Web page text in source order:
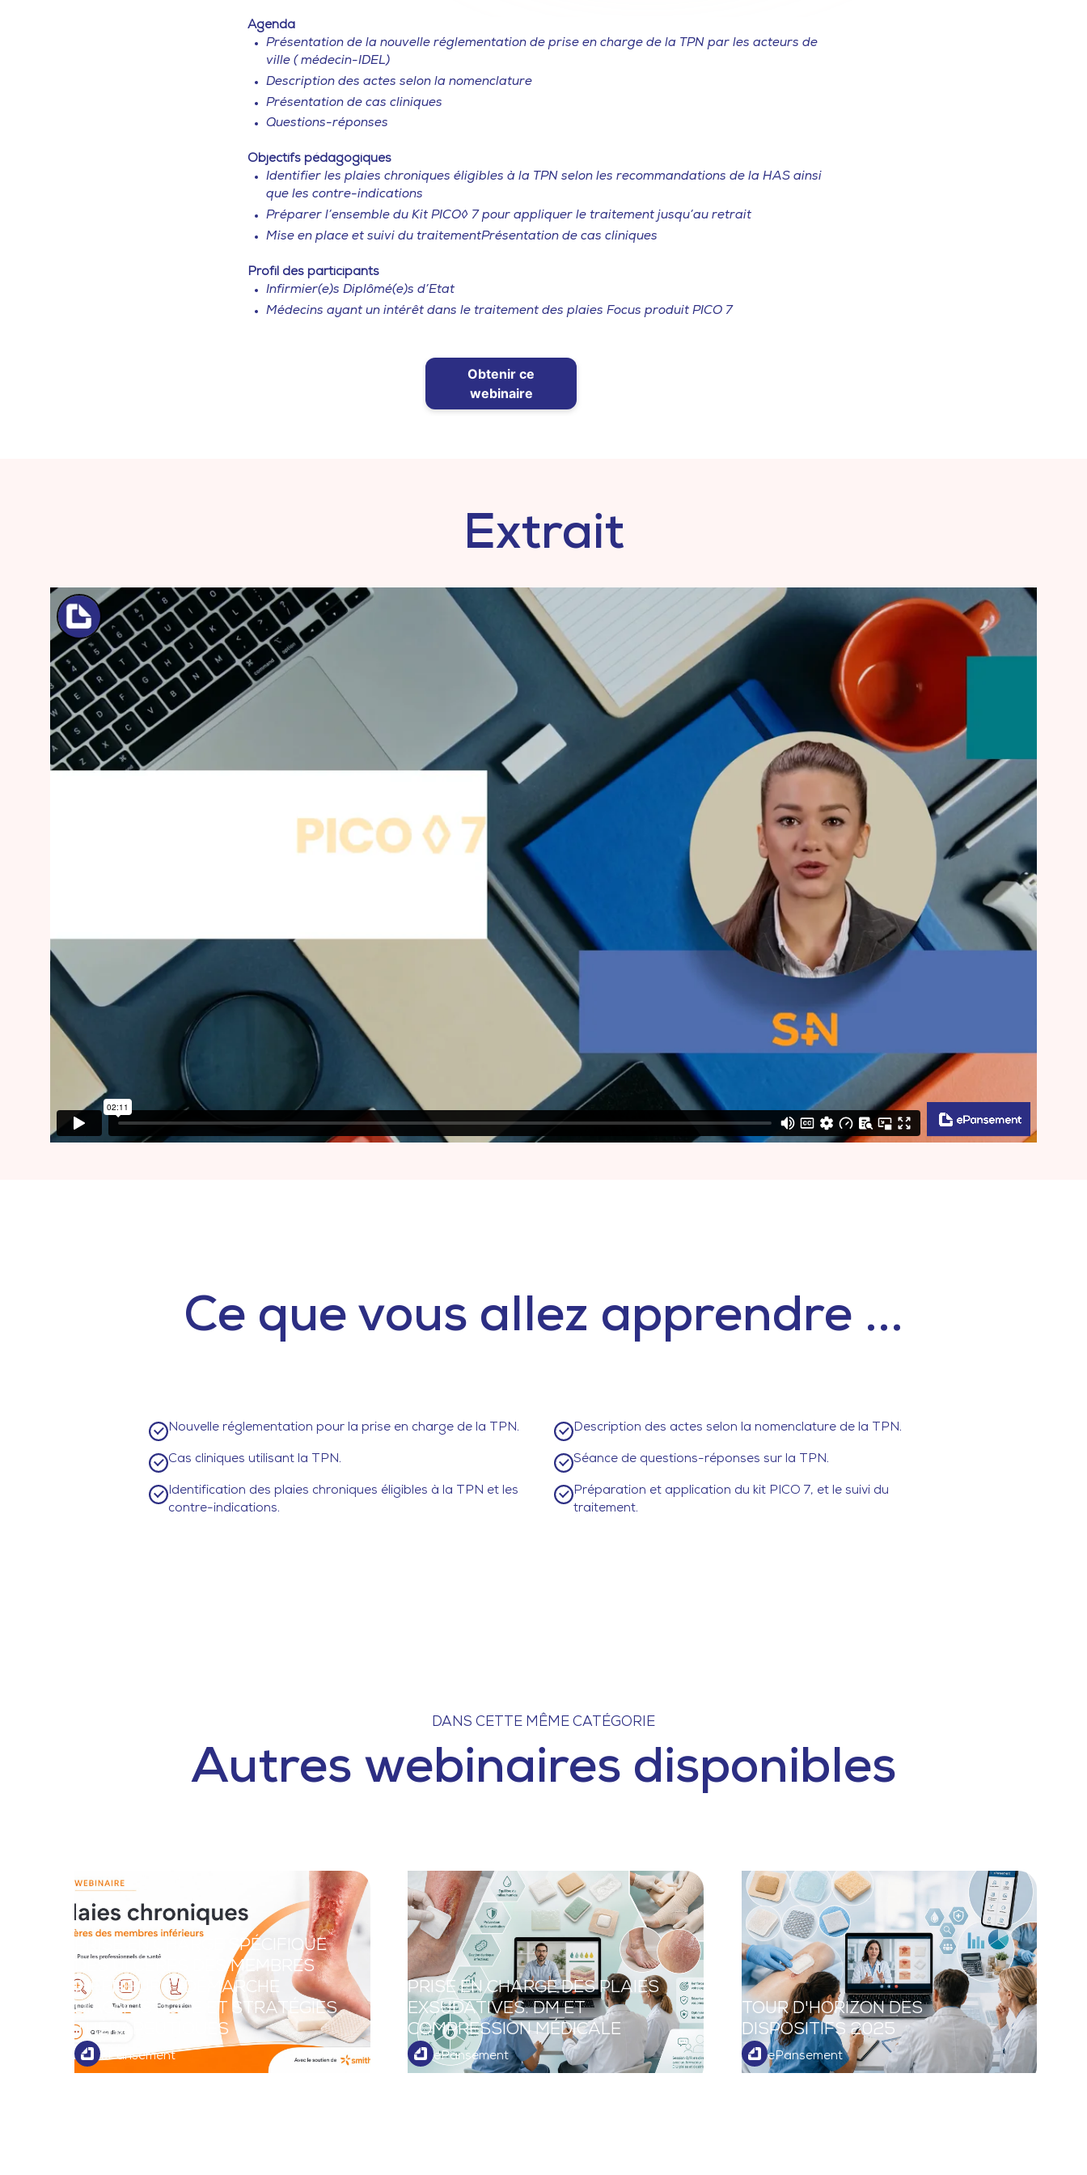
Agenda
Présentation de la nouvelle réglementation de prise en charge de la TPN par les acteurs de
ville ( médecin-IDEL)
Description des actes selon la nomenclature
Présentation de cas cliniques
Questions-réponses
Objectifs pédagogiques
Identifier les plaies chroniques éligibles à la TPN selon les recommandations de la HAS ainsi
que les contre-indications
Préparer l’ensemble du Kit PICO◊ 7 pour appliquer le traitement jusqu’au retrait
Mise en place et suivi du traitementPrésentation de cas cliniques
Profil des participants
Infirmier(e)s Diplômé(e)s d’Etat
Médecins ayant un intérêt dans le traitement des plaies Focus produit PICO 7
Extrait
Ce que vous allez apprendre ...
Nouvelle réglementation pour la prise en charge de la TPN. Description des actes selon la nomenclature de la TPN.
Cas cliniques utilisant la TPN. Séance de questions-réponses sur la TPN.
Identification des plaies chroniques éligibles à la TPN et les
contre-indications.
Préparation et application du kit PICO 7, et le suivi du
traitement.
DANS CETTE MÊME CATÉGORIE
Autres webinaires disponibles
PRISE EN CHARGE SPÉCIFIQUE
DES ULCÈRES DES MEMBRES
INFÉRIEURS : DÉMARCHE
DIAGNOSTIQUE ET STRATÉGIES
THÉRAPEUTIQUES
ePansement
PRISE EN CHARGE DES PLAIES
EXSUDATIVES. DM ET
COMPRESSION MÉDICALE
ePansement
TOUR D'HORIZON DES
DISPOSITIFS 2025
ePansement